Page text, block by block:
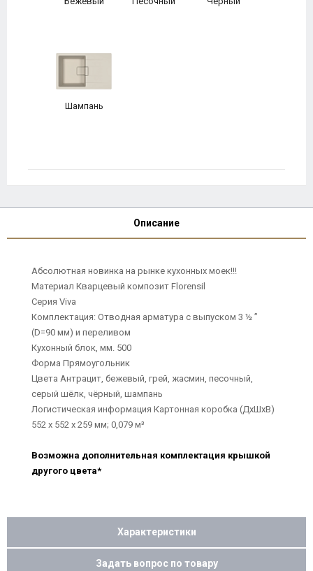
Шампань
Описание
Абсолютная новинка на рынке кухонных моек!!!
Материал Кварцевый композит Florensil
Серия Viva
Комплектация: Отводная арматура с выпуском 3 ½ ”
(D=90 мм) и переливом
Кухонный блок, мм. 500
Форма Прямоугольник
Цвета Антрацит, бежевый, грей, жасмин, песочный,
серый шёлк, чёрный, шампань
Логистическая информация Картонная коробка (ДхШхВ)
552 х 552 х 259 мм; 0,079 м³
Возможна дополнительная комплектация крышкой
другого цвета*
Характеристики
Задать вопрос по товару